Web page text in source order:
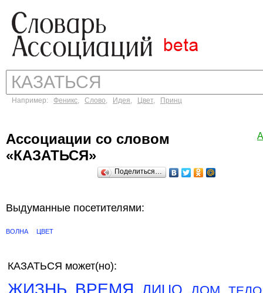
Например: Феникс, Слово, Идея, Цвет, Принц
Ассоциации со словом
«КАЗАТЬСЯ»
Поделиться…
Выдуманные посетителями:
ВОЛНА ЦВЕТ
КАЗАТЬСЯ может(но):
ЖИЗНЬ ВРЕМЯ ЛИЦО